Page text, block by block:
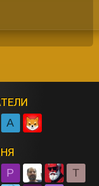
A
P
T